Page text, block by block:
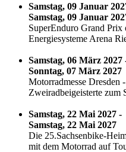
Samstag, 09 Januar
Samstag, 09 Januar
SuperEnduro Grand
Energiesysteme Arena
Samstag, 06 März 2027
Sonntag, 07 März 2027
Motorradmesse Dresden
Zweiradbeigeisterte zum
Samstag, 22 Mai 2027 -
Samstag, 22 Mai 2027
Die 25.Sachsenbike-
mit dem Motorrad auf